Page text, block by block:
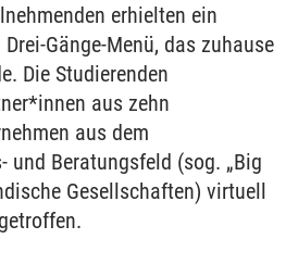
erhielten ein
Gänge-Menü, das zuhause
Die Studierenden
aus zehn
aus dem
und Beratungsfeld (sog. „Big
Gesellschaften) virtuell